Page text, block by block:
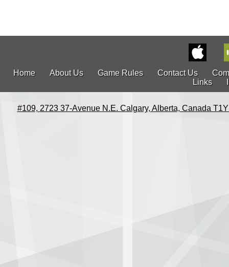
Home About Us Game Rules Contact Us
Links
#109, 2723 37-Avenue N.E. Calgary, Alberta, Canada